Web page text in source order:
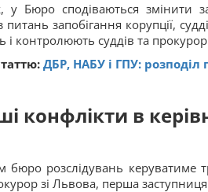
Бюро сподіваються змінити
питань запобігання корупції,
і контролюють суддів та
ДБР, НАБУ і ГПУ: розподіл
конфлікти в
бюро розслідувань керуватиме
зі Львова, перша